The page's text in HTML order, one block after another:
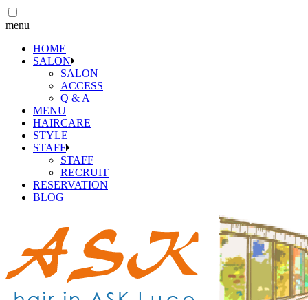
menu
HOME
SALON
SALON
ACCESS
Q & A
MENU
HAIRCARE
STYLE
STAFF
STAFF
RECRUIT
RESERVATION
BLOG